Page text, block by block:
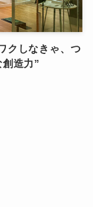
クしなきゃ、つ
造力”